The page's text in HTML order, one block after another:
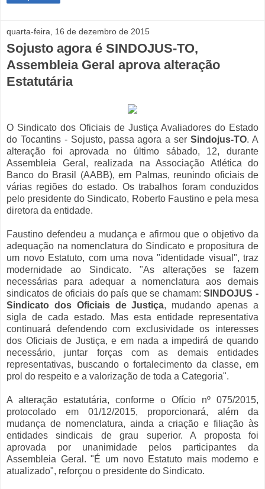
quarta-feira, 16 de dezembro de 2015
Sojusto agora é SINDOJUS-TO,
Assembleia Geral aprova alteração
Estatutária
O Sindicato dos Oficiais de Justiça Avaliadores do Estado
do Tocantins - Sojusto, passa agora a serSindojus-TO. A
alteração foi aprovada no último sábado, 12, durante
Assembleia Geral, realizada na Associação Atlética do
Banco do Brasil (AABB), em Palmas, reunindo oficiais de
várias regiões do estado. Os trabalhos foram conduzidos
pelo presidente do Sindicato, Roberto Faustino e pela mesa
diretora da entidade.
Faustino defendeu a mudança e afirmou que o objetivo da
adequação na nomenclatura do Sindicato e propositura de
um novo Estatuto, com uma nova "identidade visual", traz
modernidade ao Sindicato. "As alterações se fazem
necessárias para adequar a nomenclatura aos demais
sindicatos de oficiais do país que se chamam:SINDOJUS -
Sindicato dos Oficiais de Justiça, mudando apenas a
sigla de cada estado. Mas esta entidade representativa
continuará defendendo com exclusividade os interesses
dos Oficiais de Justiça, e em nada a impedirá de quando
necessário, juntar forças com as demais entidades
representativas, buscando o fortalecimento da classe, em
prol do respeito e a valorização de toda a Categoria".
A alteração estatutária, conforme o Ofício nº 075/2015,
protocolado em 01/12/2015, proporcionará, além da
mudança de nomenclatura, ainda a criação e filiação às
entidades sindicais de grau superior. A proposta foi
aprovada por unanimidade pelos participantes da
Assembleia Geral. "É um novo Estatuto mais moderno e
atualizado", reforçou o presidente do Sindicato.